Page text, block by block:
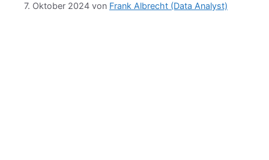
7. Oktober 2024 von Frank Albrecht (Data Analyst)